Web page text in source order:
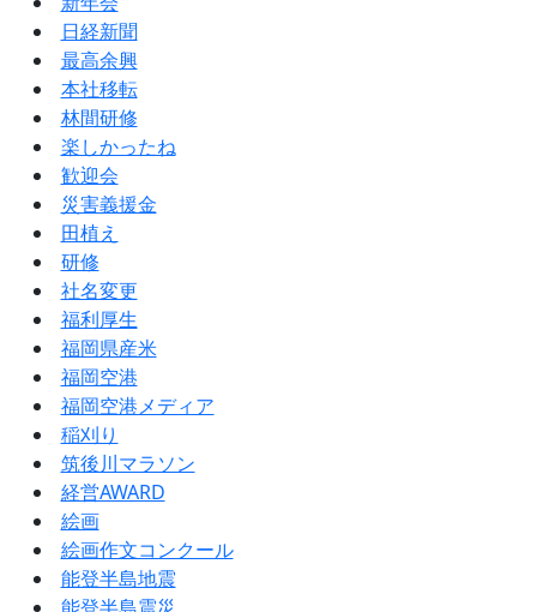
日経新聞
最高余興
本社移転
林間研修
楽しかったね
歓迎会
災害義援金
田植え
研修
社名変更
福利厚生
福岡県産米
福岡空港
福岡空港メディア
稲刈り
筑後川マラソン
経営AWARD
絵画
絵画作文コンクール
能登半島地震